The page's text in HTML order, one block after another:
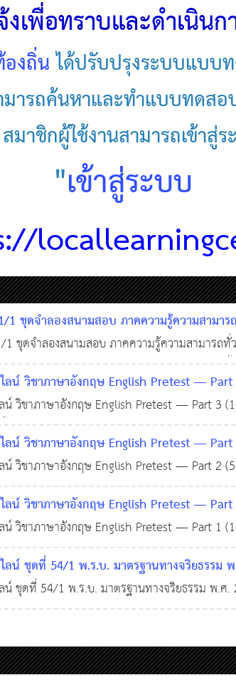
งเพื่อทราบและดำเนินก
องถิ่นได้ปรับปรุงระบบแบบ
ารถค้นหาและทำแบบทดสอ
มาชิกผู้ใช้งานสามารถเข้าสู่
"เข้าสู่ระบบ
1 ชุดจำลองสนามสอบ ภาคความรู้ความสามา
สตร์และตรรกศาสตร์, ภาษาไทย, ภาษาอังกฤษ
หมาย)
17 พ.ค. 2569 0 235
ชุดจำลองสนามสอบ ภาคความรู้ความสามารถ
กศาสตร์, ภาษาไทย, ภาษาอังกฤษ, และความรู้พื้
น์ วิชาภาษาอังกฤษ English Pretest —
บาย
12 ธ.ค. 2568 0 649
วิชาภาษาอังกฤษ English Pretest — Part 3
อหาหลักสูตรภาษาอังกฤษสอบ ก.พ. หรือสอบท้อ
ไวยากรณ์พื้นฐาน (Grammar), คำศัพท์
น์ วิชาภาษาอังกฤษ English Pretest —
0 474
วิชาภาษาอังกฤษ English Pretest — Part 2
ษสอบ ก.พ. หรือสอบท้องถิ่น จะเน้นไปที่ 4 ส่วน
คำศัพท์ (Vocabulary), และการอ่าน
น์ วิชาภาษาอังกฤษ English Pretest —
12 ธ.ค. 2568 0 684
วิชาภาษาอังกฤษ English Pretest — Part 1
ษสอบ ก.พ. หรือสอบท้องถิ่น จะเน้นไปที่ 4 ส่วน
คำศัพท์ (Vocabulary), และการอ่าน
น์ ชุดที่ 54/1 พ.ร.บ. มาตรฐานทางจริยธรรม
ปพระราชบัญญัติมาตรฐานทางจริยธรรม พ.ศ.
ชุดที่ 54/1 พ.ร.บ. มาตรฐานทางจริยธรรม พ.ศ.
ญัติมาตรฐานทางจริยธรรม พ.ศ. 2562 เป็นกฎห